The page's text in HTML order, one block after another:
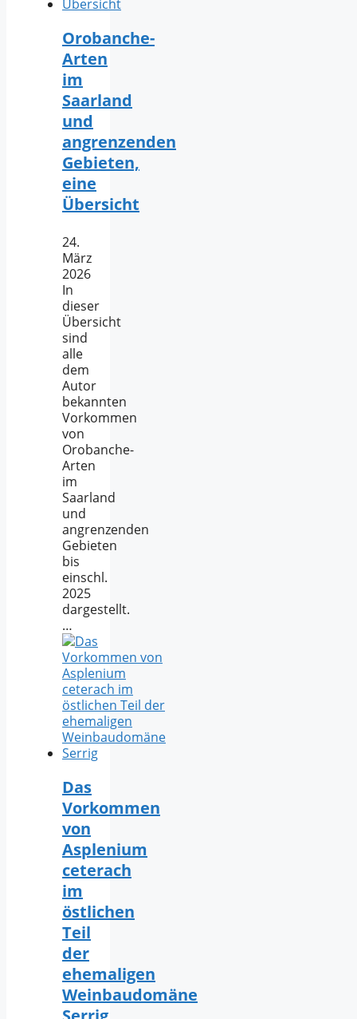
Orobanche-
Arten
im
Saarland
und
angrenzenden
Gebieten,
eine
Übersicht
24.
März
2026
In
dieser
Übersicht
sind
alle
dem
Autor
bekannten
Vorkommen
von
Orobanche-
Arten
im
Saarland
und
angrenzenden
Gebieten
bis
einschl.
2025
dargestellt.
…
Das
Vorkommen
von
Asplenium
ceterach
im
östlichen
Teil
der
ehemaligen
Weinbaudomäne